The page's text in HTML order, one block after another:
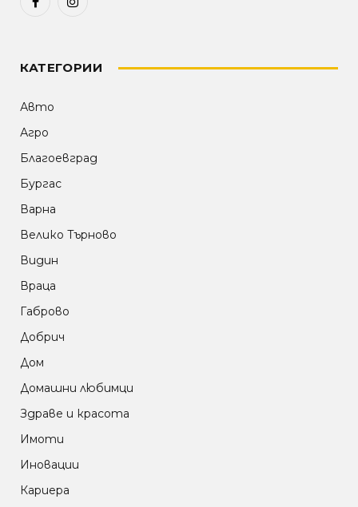
FacebookInstagram
КАТЕГОРИИ
Авто
Агро
Благоевград
Бургас
Варна
Велико Търново
Видин
Враца
Габрово
Добрич
Дом
Домашни любимци
Здраве и красота
Имоти
Иновации
Кариера